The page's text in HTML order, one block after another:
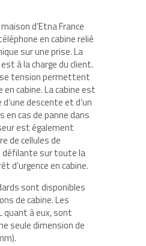
d’Etna France
en cabine relié
sur une prise. La
à la charge du client.
tension permettent
en cabine. La cabine est
descente et d’un
en cas de panne dans
est également
de cellules de
défilante sur toute la
d’urgence en cabine.
sont disponibles
de cabine. Les
quant à eux, sont
seule dimension de